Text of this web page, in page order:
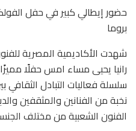
‏حضور إيطالي كبير في حفل
بروما
شهدت الأكاديمية المصرية
رانيا يحيى مساء امس حفلًا
سلسلة فعاليات التبادل الثقافي
نخبة من الفنانين والمثقفين
الفنون الشعبية من مختلف